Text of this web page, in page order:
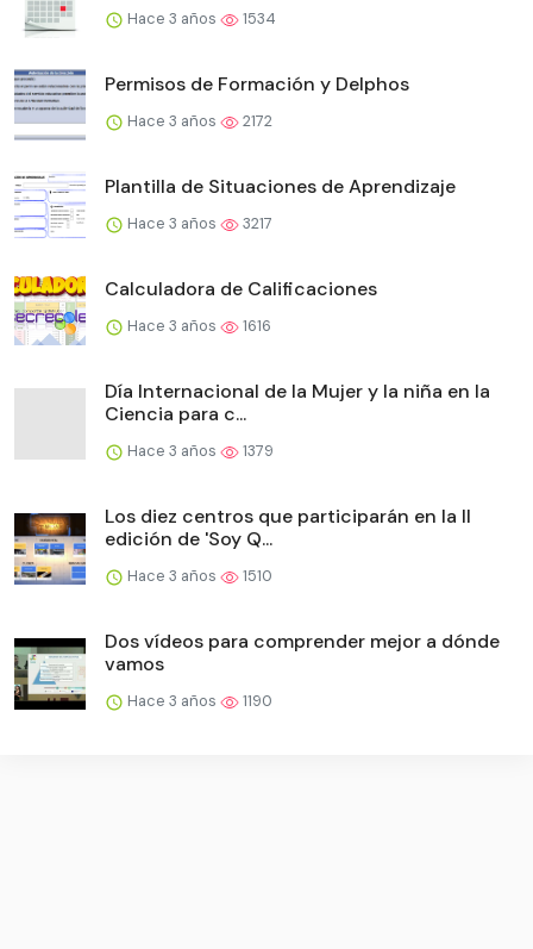
Hace 3 años 1534
Permisos de Formación y Delphos
Hace 3 años 2172
Plantilla de Situaciones de Aprendizaje
Hace 3 años 3217
Calculadora de Calificaciones
Hace 3 años 1616
Día Internacional de la Mujer y la niña en la
Ciencia para c...
Hace 3 años 1379
Los diez centros que participarán en la II
edición de 'Soy Q...
Hace 3 años 1510
Dos vídeos para comprender mejor a dónde
vamos
Hace 3 años 1190